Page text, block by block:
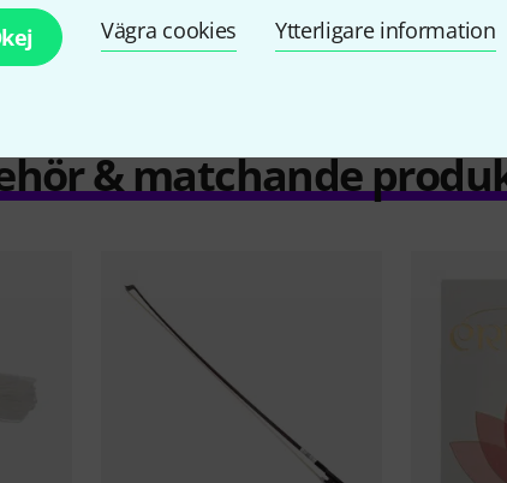
Vägra cookies Ytterligare information
& matchande